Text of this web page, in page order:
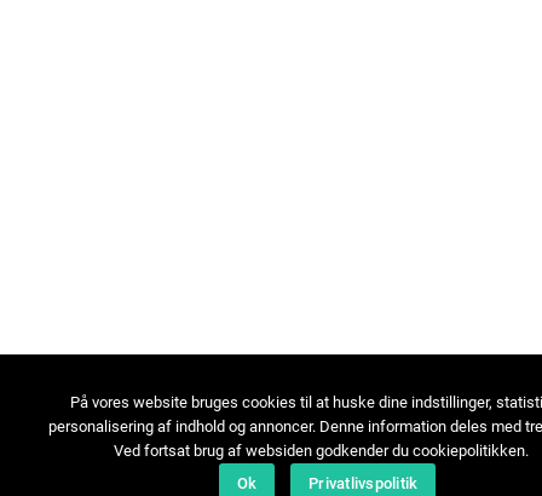
På vores website bruges cookies til at huske dine indstillinger,
personalisering af indhold og annoncer. Denne information deles med
Ved fortsat brug af websiden godkender du cookiepolitikken.
Ok
Privatlivspolitik